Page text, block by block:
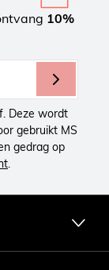
10%
Deze wordt
gebruikt MS
gedrag op
.